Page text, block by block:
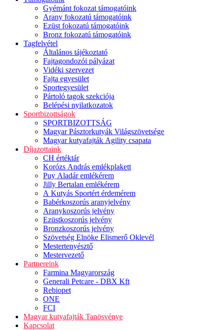
Gyémánt fokozat támogatóink
Arany fokozatú támogatóink
Ezüst fokozatú támogatóink
Bronz fokozatú támogatóink
Tagfelvétel
Általános tájékoztató
Fajtagondozói pályázat
Vidéki szervezet
Fajta egyesület
Sportegyesület
Pártoló tagok szekciója
Belépési nyilatkozatok
Sportbizottságok
SPORTBIZOTTSÁG
Magyar Pásztorkutyák Világszövetsége
Magyar kutyafajták Agility csapata
Díjazottaink
CH értéktár
Korózs András emlékplakett
Puy Aladár emlékérem
Jilly Bertalan emlékérem
A Kutyás Sportért érdemérem
Babérkoszorús aranyjelvény
Aranykoszorús jelvény
Ezüstkoszorús jelvény
Bronzkoszorús jelvény
Szövetség Elnöke Elismerő Oklevél
Mestertenyésztő
Mestervezető
Partnereink
Farmina Magyarország
Generali Petcare - DBX Kft
Rebiopet
ONE
FCI
Magyar kutyafajták Tanösvénye
Kapcsolat